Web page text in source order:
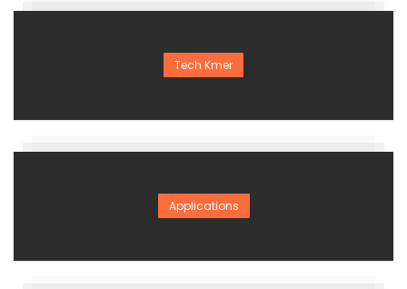
Tech Kmer
Applications